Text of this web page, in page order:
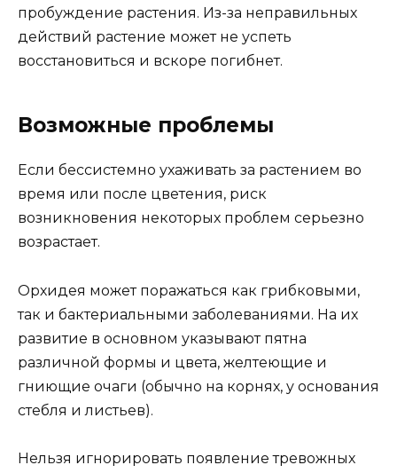
пробуждение растения. Из-за неправильных
действий растение может не успеть
восстановиться и вскоре погибнет.
Возможные проблемы
Если бессистемно ухаживать за растением во
время или после цветения, риск
возникновения некоторых проблем серьезно
возрастает.
Орхидея может поражаться как грибковыми,
так и бактериальными заболеваниями. На их
развитие в основном указывают пятна
различной формы и цвета, желтеющие и
гниющие очаги (обычно на корнях, у основания
стебля и листьев).
Нельзя игнорировать появление тревожных